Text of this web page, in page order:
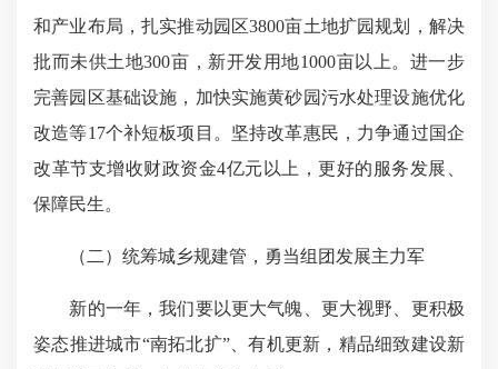
和产业布局，扎实推动园区3800亩土地扩园规划，解决
批而未供土地300亩，新开发用地1000亩以上。进一步
完善园区基础设施，加快实施黄砂园污水处理设施优化
改造等17个补短板项目。坚持改革惠民，力争通过国企
改革节支增收财政资金4亿元以上，更好的服务发展、
保障民生。
（二）统筹城乡规建管，勇当组团发展主力军
新的一年，我们要以更大气魄、更大视野、更积极
姿态推进城市“南拓北扩”、有机更新，精品细致建设新